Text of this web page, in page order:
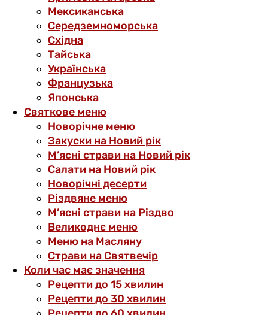
Мексиканська
Середземноморська
Східна
Тайська
Українська
Французька
Японська
Святкове меню
Новорічне меню
Закуски на Новий рік
М’ясні страви на Новий рік
Салати на Новий рік
Новорічні десерти
Різдвяне меню
М’ясні страви на Різдво
Великоднє меню
Меню на Масляну
Страви на Святвечір
Коли час має значення
Рецепти до 15 хвилин
Рецепти до 30 хвилин